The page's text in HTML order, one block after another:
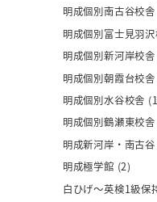
明成個別南古谷校舎
明成個別富士見羽
明成個別新河岸校舎
明成個別朝霞台校舎
明成個別水谷校舎
明成個別鶴瀬東校舎
明成新河岸・南古
明成極学館 (2)
白ひげ～英検1級保